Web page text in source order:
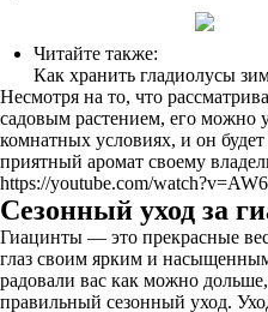
Читайте также:
Как хранить гладиолусы
Несмотря на то, что
садовым растением, его можно
комнатных условиях, и он
приятный аромат своему
https://youtube.com/
Сезонный уход за
Гиацинты — это прекрасные
глаз своим ярким и
радовали вас как можно
правильный сезонный уход.